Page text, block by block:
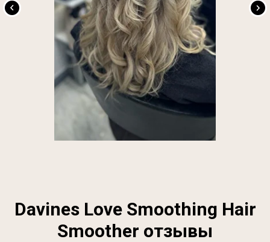
Davines Love Smoothing Hair
Smoother отзывы